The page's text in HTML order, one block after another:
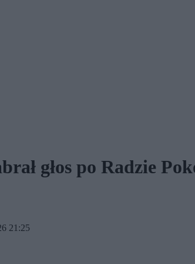
głos po Radzie
21:25